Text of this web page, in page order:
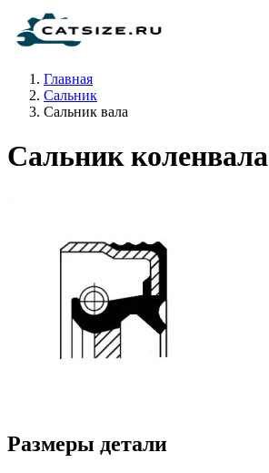
Главная
Сальник
Сальник вала
Сальник коленвала
Размеры детали